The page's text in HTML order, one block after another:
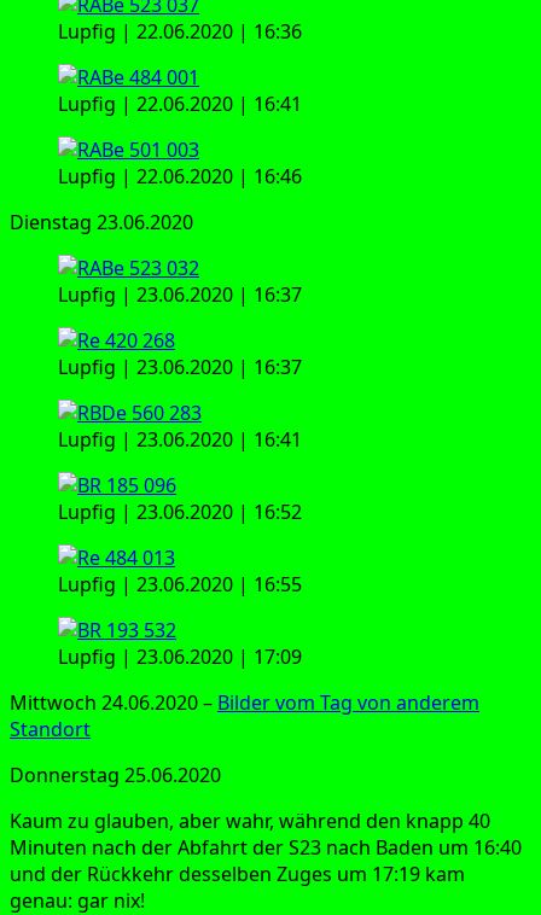
Lup­f­ig | 22.06.2020 | 16:36
Lup­f­ig | 22.06.2020 | 16:41
Lup­f­ig | 22.06.2020 | 16:46
Diens­tag 23.06.2020
Lup­f­ig | 23.06.2020 | 16:37
Lup­f­ig | 23.06.2020 | 16:37
Lup­f­ig | 23.06.2020 | 16:41
Lup­f­ig | 23.06.2020 | 16:52
Lup­f­ig | 23.06.2020 | 16:55
Lup­f­ig | 23.06.2020 | 17:09
Mitt­woch 24.06.2020 – Bil­der vom Tag von ande­rem
Standort
Don­ners­tag 25.06.2020
Kaum zu glau­ben, aber wahr, wäh­rend den knapp 40
Minu­ten nach der Abfahrt der S23 nach Baden um 16:40
und der Rück­kehr des­sel­ben Zuges um 17:19 kam
genau: gar nix!